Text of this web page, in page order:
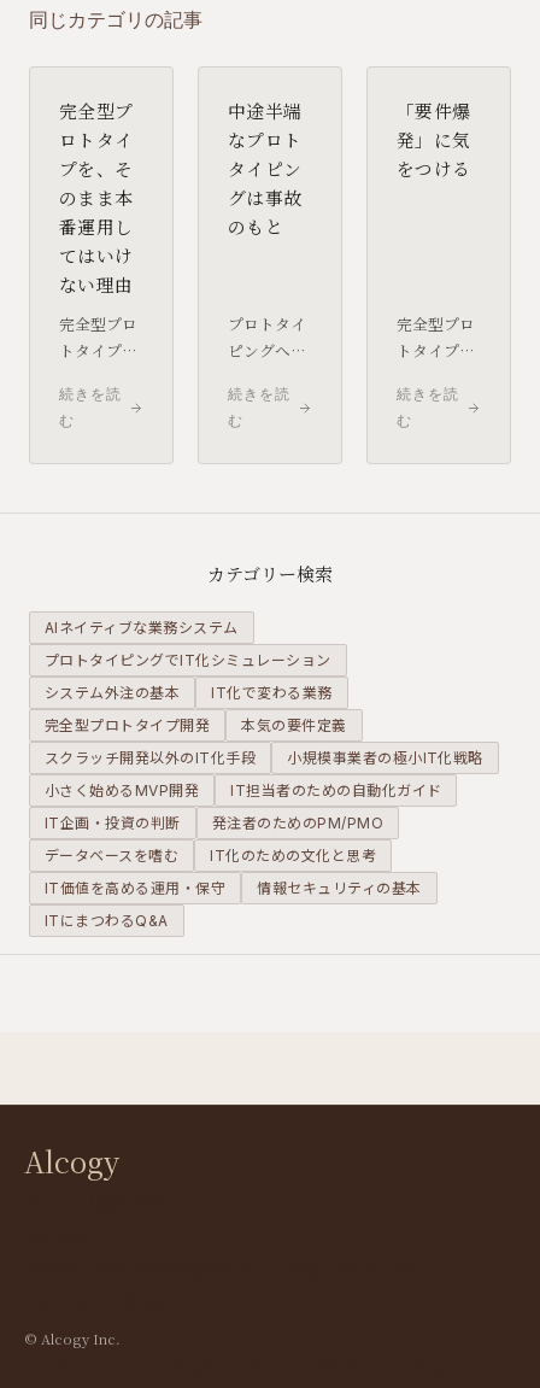
同じカテゴリの記事
完全型プ
ロトタイ
プを、そ
のまま本
番運用し
てはいけ
ない理由
完全型プロ
トタイプは
使えそう」
と思えるほ
す。しかし
とプロトタ
イプの目的
に含まれて
いません。
近道に見え
て、実は大
きなリスク
を抱え込む
選択になり
ます。
続きを読
む
中途半端
なプロト
タイピン
グは事故
のもと
プロトタイ
ピングへの
現場の多く
は、実は
イピング」
います。コ
スト削減の
ためにプロ
セスを省略
し、検証を
形式的に済
ませる。そ
の結果が
「プロトタ
イプは机上
の空論に過
ぎない」と
いう誤った
評価を生み
す。
続きを読
む
「要件爆
発」に気
をつける
完全型プロ
トタイプは
精度を大き
く高めま
「あれも欲
ます。良か
れと思って
積み上げた
せる原因に
なります。
続きを読
む
カテゴリー検索
AIネイティブな業務システム
プロトタイピングでIT化シミュレーション
システム外注の基本
IT化で変わる業務
完全型プロトタイプ開発
本気の要件定義
スクラッチ開発以外のIT化手段
小規模事業者の極小IT化戦略
小さく始めるMVP開発
IT担当者のための自動化ガイド
IT企画・投資の判断
発注者のためのPM/PMO
データベースを嗜む
IT化のための文化と思考
IT価値を高める運用・保守
情報セキュリティの基本
ITにまつわるQ&A
Alcogy
© Alcogy Inc.